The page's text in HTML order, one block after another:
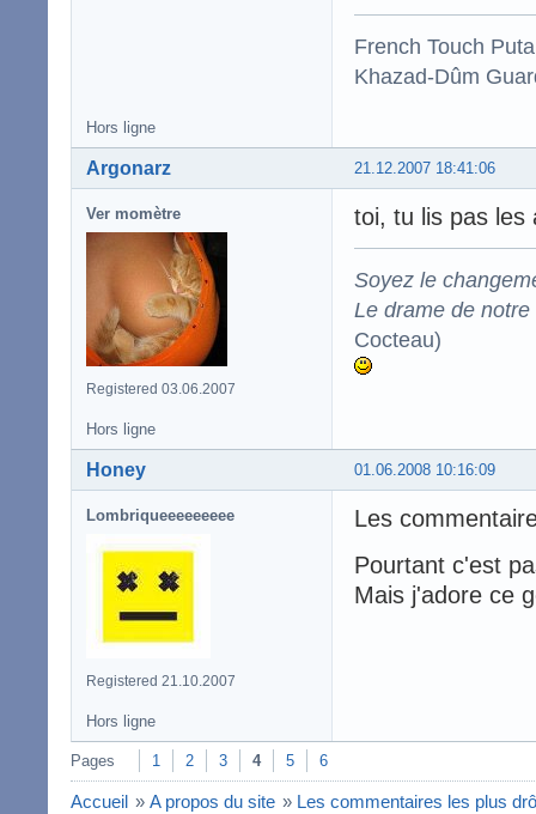
French Touch
Khazad-Dûm
Hors ligne
21.12.2007 18:41:06
Argonarz
Ver momètre
Registered 03.06.2007
toi, tu lis pas les
Soyez le
Le drame de
Cocteau)
Hors ligne
01.06.2008 10:16:09
Honey
Lombriqueeeeeeeee
Registered 21.10.2007
Les
Pourtant c'est
Mais j'adore ce
Hors ligne
Pages 1 2 3 4 5 6
Accueil » A propos du site » Les commentaires les plus